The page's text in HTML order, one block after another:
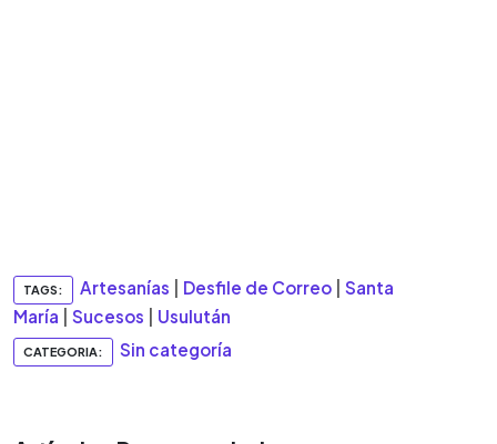
TAGS: Artesanías Desfile de Correo
Santa
María
Sucesos Usulután
CATEGORIA: Sin categoría